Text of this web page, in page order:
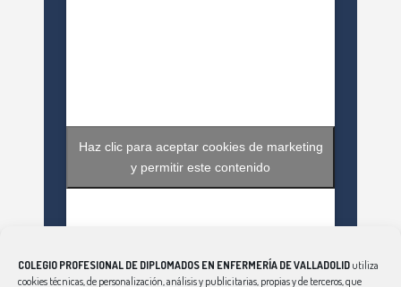
COLEGIO PROFESIONAL DE DIPLOMADOS EN ENFERMERÍA DE VALLADOLID utiliza
cookies técnicas, de personalización, análisis y publicitarias, propias y de terceros, que
Haz clic para aceptar cookies de marketing
y permitir este contenido